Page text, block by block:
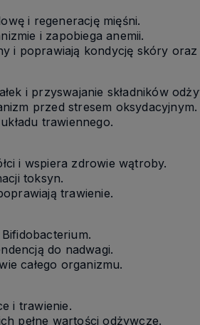
i regenerację mięśni.
i zapobiega anemii.
i poprawiają kondycję skóry oraz
i przyswajanie składników
przed stresem oksydacyjnym.
trawiennego.
i wspiera zdrowie wątroby.
toksyn.
trawienie.
do nadwagi.
całego organizmu.
i trawienie.
pełne wartości odżywcze.